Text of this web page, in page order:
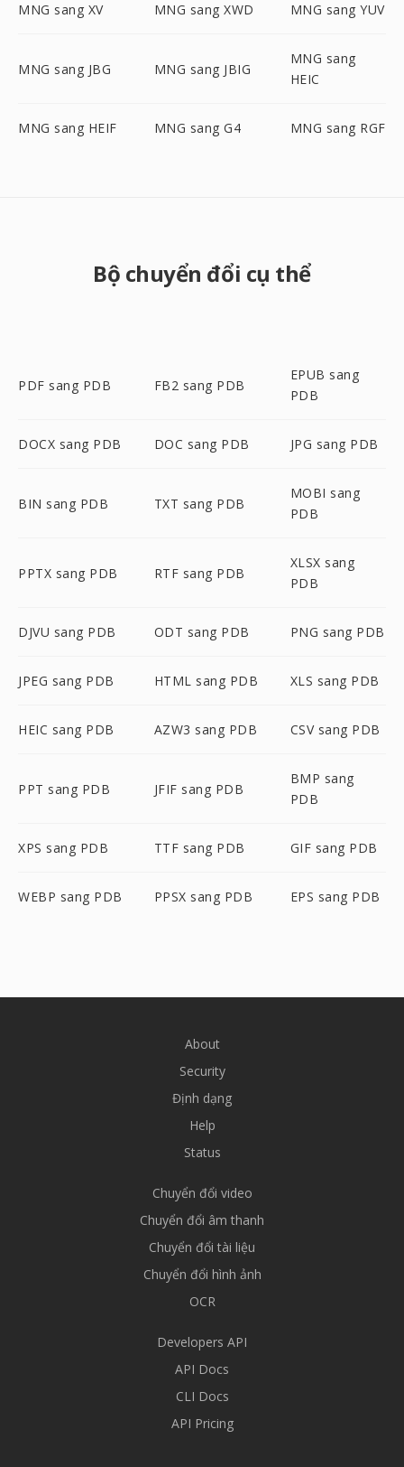
MNG sang XV MNG sang XWD MNG sang YUV
MNG sang JBG MNG sang JBIG
MNG sang
HEIC
MNG sang HEIF MNG sang G4 MNG sang RGF
Bộ chuyển đổi cụ thể
PDF sang PDB FB2 sang PDB
EPUB sang
PDB
DOCX sang PDB DOC sang PDB JPG sang PDB
BIN sang PDB TXT sang PDB
MOBI sang
PDB
PPTX sang PDB RTF sang PDB
XLSX sang
PDB
DJVU sang PDB ODT sang PDB PNG sang PDB
JPEG sang PDB HTML sang PDB XLS sang PDB
HEIC sang PDB AZW3 sang PDB CSV sang PDB
PPT sang PDB JFIF sang PDB
BMP sang
PDB
XPS sang PDB TTF sang PDB GIF sang PDB
WEBP sang PDB PPSX sang PDB EPS sang PDB
About
Security
Định dạng
Help
Status
Chuyển đổi video
Chuyển đổi âm thanh
Chuyển đổi tài liệu
Chuyển đổi hình ảnh
OCR
Developers API
API Docs
CLI Docs
API Pricing